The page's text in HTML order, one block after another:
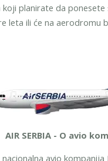
koji planirate da
leta ili će na aerodromu
AIR SERBIA - O avio
nacionalna avio kompanija